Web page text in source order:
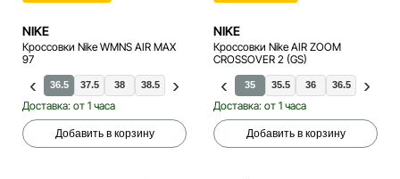
NIKE
Кроссовки Nike WMNS AIR MAX
97
36.5 37.5 38 38.5 39 40.5
Доставка: от 1 часа
Добавить в корзину
NIKE
Кроссовки Nike AIR ZOOM
CROSSOVER 2 (GS)
35 35.5 36 36.5 37.5
Доставка: от 1 часа
Добавить в корзину
40 40.5 41